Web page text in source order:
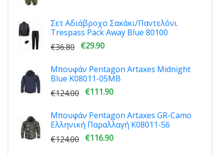
Σετ Αδιάβροχο Σακάκι/Παντελόνι
Trespass Pack Away Blue 80100
€36.80 €29.90
Μπουφάν Pentagon Artaxes Midnight
Blue K08011-05MB
€124.00 €111.90
Μπουφάν Pentagon Artaxes GR-Camo
Ελληνική Παραλλαγή K08011-56
€124.00 €116.90